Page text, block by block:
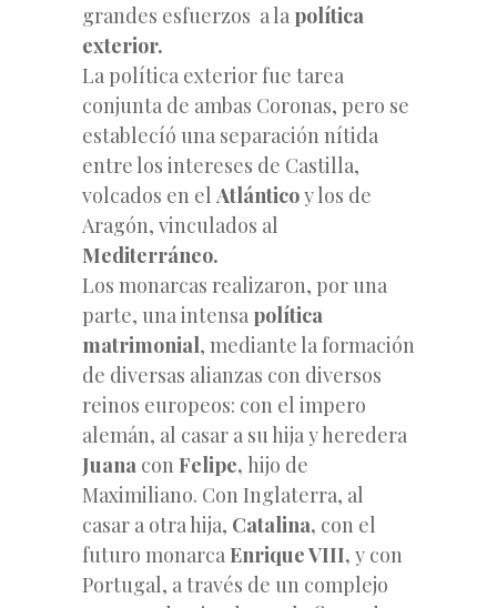
grandes esfuerzos a la política
exterior.
La política exterior fue tarea
conjunta de ambas Coronas, pero se
establecíó una separación nítida
entre los intereses de Castilla,
volcados en el Atlánticoy los de
Aragón, vinculados al
Mediterráneo.
Los monarcas realizaron, por una
parte, una intensa política
matrimonial, mediante la formación
de diversas alianzas con diversos
reinos europeos: con el impero
alemán, al casar a su hija y heredera
Juana con Felipe, hijo de
Maximiliano. Con Inglaterra, al
casar a otra hija, Catalina, con el
futuro monarcaEnrique VIII, y con
Portugal, a través de un complejo